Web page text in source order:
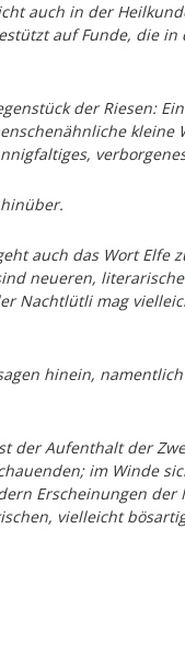
auch in der
auf Funde, die
der Riesen:
kleine
auch das Wort Elfe
neueren,
Nachtlütli mag
hinein,
der Aufenthalt der
im Winde
Erscheinungen
vielleicht